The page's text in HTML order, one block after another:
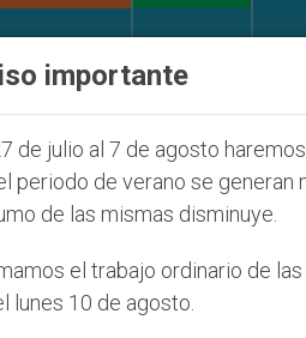
importante
de julio al 7 de agosto
periodo de verano se
de las mismas disminuye.
el trabajo ordinario de
lunes 10 de agosto.